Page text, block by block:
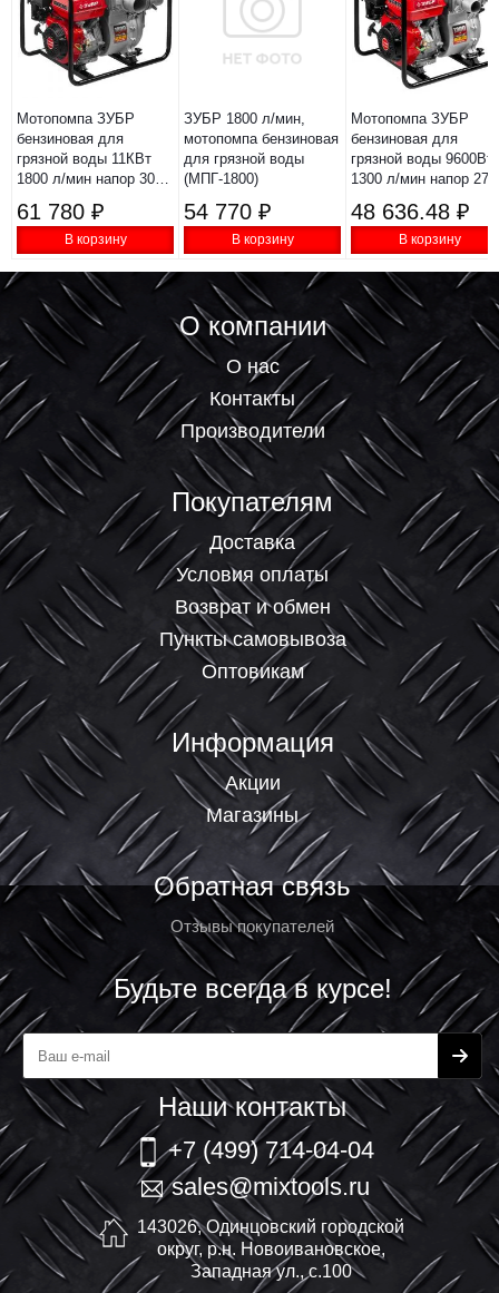
Мотопомпа ЗУБР
бензиновая для
грязной воды 11КВт
1800 л/мин напор 30м
МПГ-1800-100
61 780 ₽
В корзину
ЗУБР 1800 л/мин,
мотопомпа бензиновая
для грязной воды
(МПГ-1800)
54 770 ₽
В корзину
Мотопомпа ЗУБР
бензиновая для
грязной воды 9600Вт
1300 л/мин напор 27м
МПГ-1300-80
48 636.48 ₽
В корзину
О компании
О нас
Контакты
Производители
Покупателям
Доставка
Условия оплаты
Возврат и обмен
Пункты самовывоза
Оптовикам
Информация
Акции
Магазины
Обратная связь
Отзывы покупателей
Будьте всегда в курсе!
Наши контакты
+7 (499) 714-04-04
sales@mixtools.ru
143026, Одинцовский городской
округ, р.н. Новоивановское,
Западная ул., с.100